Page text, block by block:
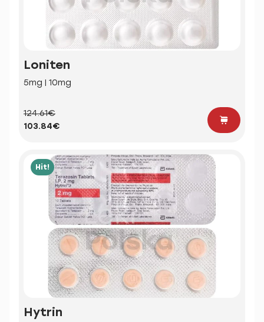
Loniten
5mg | 10mg
124.61€
103.84€
Hit!
Hytrin